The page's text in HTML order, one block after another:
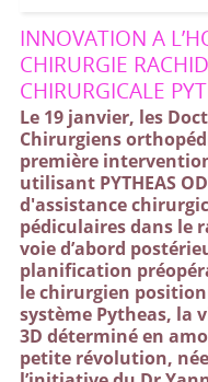
INNOVATION A
CHIRURGIE
CHIRURGICALE
Le 19 janvier, les
Chirurgiens
première
utilisant PYTHEAS
d'assistance
pédiculaires dans le
voie d’abord
planification
le chirurgien
système Pytheas, la
3D déterminé en
petite révolution,